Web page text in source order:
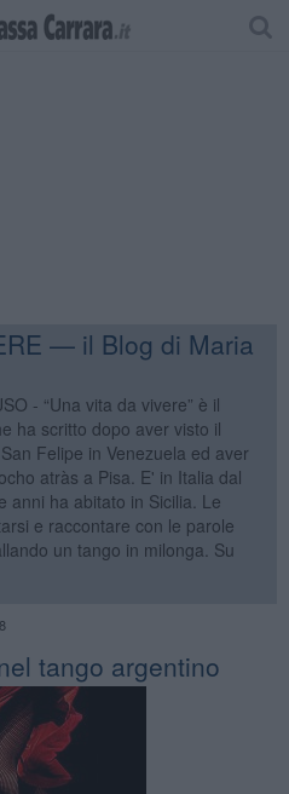
— il Blog di Maria
- “Una vita da vivere” è il
ha scritto dopo aver visto il
Felipe in Venezuela ed aver
atràs a Pisa. E' in Italia dal
anni ha abitato in Sicilia. Le
e raccontare con le parole
un tango in milonga. Su
tango argentino